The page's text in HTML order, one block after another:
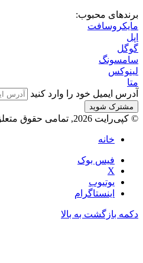
برندهای محبوب:
مایکروسافت
اپل
گوگل
سامسونگ
لینوکس
متا
آدرس ایمیل خود را وارد کنید
© کپی‌رایت 2026, تمامی حقوق متعلق است به |
خانه
فیس بوک
X
یوتیوب
اینستاگرام
دکمه بازگشت به بالا